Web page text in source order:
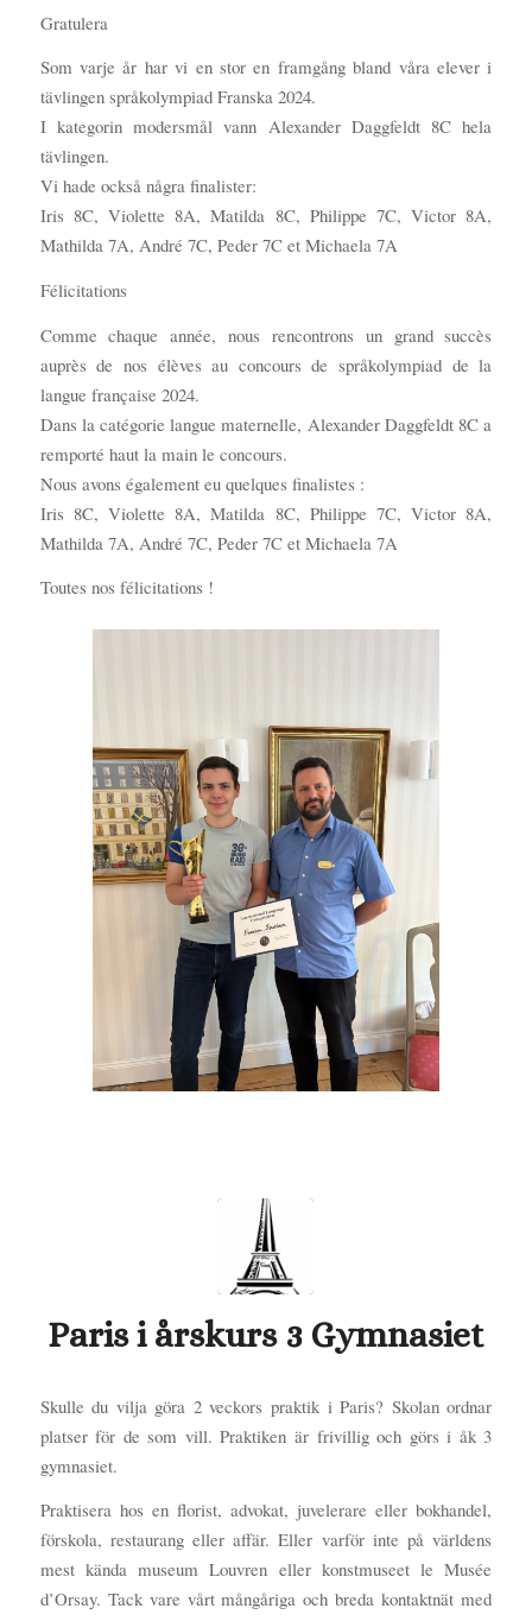
Gratulera
Som varje år har vi en stor en framgång bland våra elever i
tävlingen språkolympiad Franska 2024.
I kategorin modersmål vann Alexander Daggfeldt 8C hela
tävlingen.
Vi hade också några finalister:
Iris 8C, Violette 8A, Matilda 8C, Philippe 7C, Victor 8A,
Mathilda 7A, André 7C, Peder 7C et Michaela 7A
Félicitations
Comme chaque année, nous rencontrons un grand succès
auprès de nos élèves au concours de språkolympiad de la
langue française 2024.
Dans la catégorie langue maternelle, Alexander Daggfeldt 8C a
remporté haut la main le concours.
Nous avons également eu quelques finalistes :
Iris 8C, Violette 8A, Matilda 8C, Philippe 7C, Victor 8A,
Mathilda 7A, André 7C, Peder 7C et Michaela 7A
Toutes nos félicitations !
Paris i årskurs 3 Gymnasiet
Skulle du vilja göra 2 veckors praktik i Paris? Skolan ordnar
platser för de som vill. Praktiken är frivillig och görs i åk 3
gymnasiet.
Praktisera hos en florist, advokat, juvelerare eller bokhandel,
förskola, restaurang eller affär. Eller varför inte på världens
mest kända museum Louvren eller konstmuseet le Musée
d’Orsay. Tack vare vårt mångåriga och breda kontaktnät med